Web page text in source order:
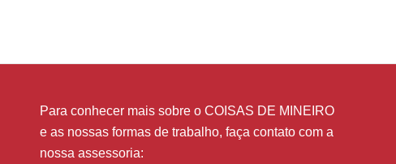
Para conhecer mais sobre o COISAS DE MINEIRO
e as nossas formas de trabalho, faça contato com a
nossa assessoria: